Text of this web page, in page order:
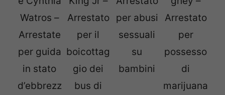
Watros –
Arrestate
per guida
in stato
d’ebbrezz
Arrestato
per il
boicottag
gio dei
bus di
per abusi
sessuali
su
bambini
Arrestato
per
possesso
di
marijuana